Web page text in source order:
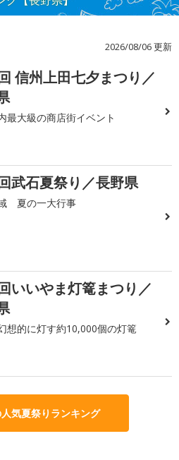
2026/08/06 更新
信州上田七夕まつり／
最大級の商店街イベント
武石夏祭り／長野県
夏の一大行事
いいやま灯篭まつり／
想的に灯す約10,000個の灯篭
気夏祭りランキング